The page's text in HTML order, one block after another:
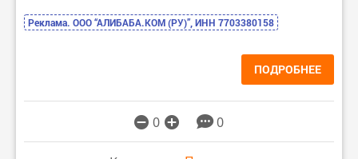
Реклама. ООО “АЛИБАБА.КОМ (РУ)”, ИНН 7703380158
ПОДРОБНЕЕ
0 0